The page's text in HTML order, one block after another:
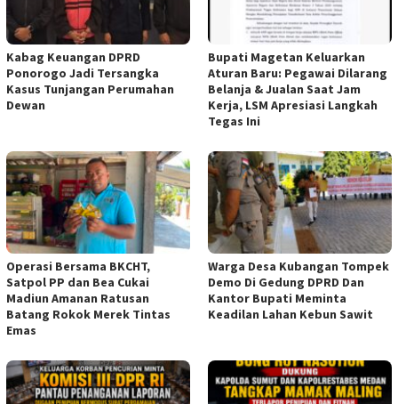
Kabag Keuangan DPRD
Ponorogo Jadi Tersangka
Kasus Tunjangan Perumahan
Dewan
Bupati Magetan Keluarkan
Aturan Baru: Pegawai Dilarang
Belanja & Jualan Saat Jam
Kerja, LSM Apresiasi Langkah
Tegas Ini
Operasi Bersama BKCHT,
Satpol PP dan Bea Cukai
Madiun Amanan Ratusan
Batang Rokok Merek Tintas
Emas
Warga Desa Kubangan Tompek
Demo Di Gedung DPRD Dan
Kantor Bupati Meminta
Keadilan Lahan Kebun Sawit